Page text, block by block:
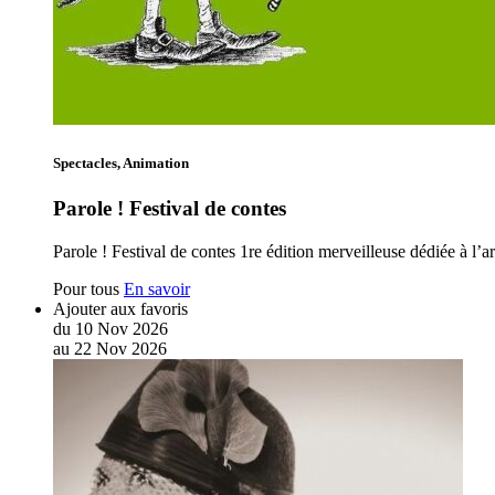
Spectacles, Animation
Parole ! Festival de contes
Parole ! Festival de contes 1re édition merveilleuse dédiée à
Pour tous En savoir
Ajouter aux favoris
du 10 Nov 2026
au 22 Nov 2026